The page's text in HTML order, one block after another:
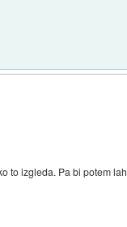
to izgleda. Pa bi potem